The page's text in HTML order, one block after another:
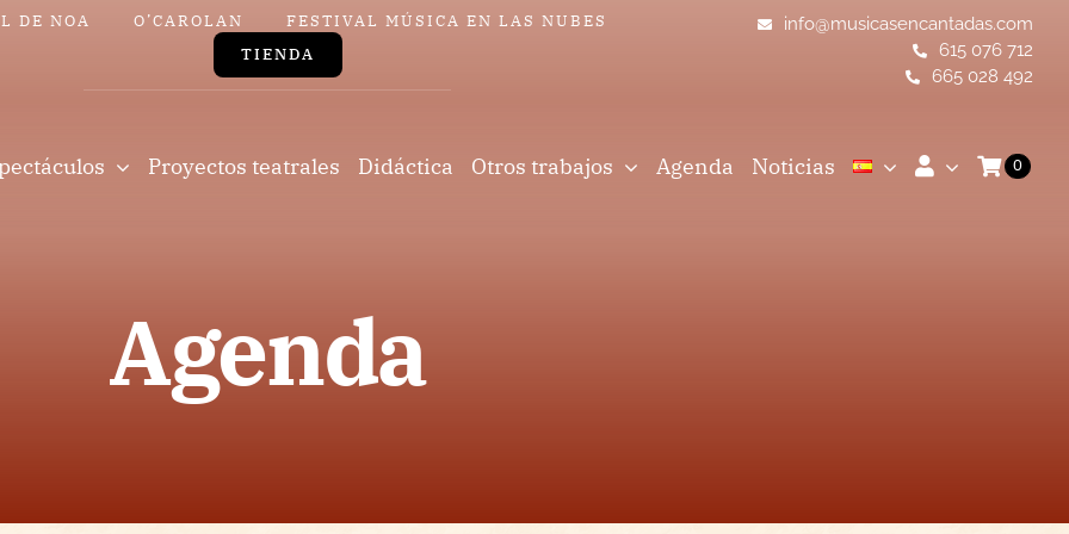
DE NOA O’CAROLAN
FESTIVAL MÚSICA EN LAS NUBES
TIENDA
info@musicasencantadas.com
615 076 712
665 028 492
Proyectos teatrales Didáctica Otros trabajos Agenda Noticias 0
Agenda